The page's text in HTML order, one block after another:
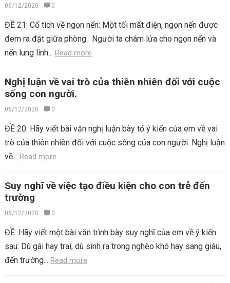
06/12/2020 0
ĐỀ 21: Cổ tích về ngọn nến: Một tối mất điện, ngọn nến được
đem ra đặt giữa phòng. Người ta châm lửa cho ngọn nến và
nến lung linh... Read more
Nghị luận về vai trò của thiên nhiên đối với cuộc
sống con người.
06/12/2020 0
ĐỀ 20: Hãy viết bài văn nghị luận bày tỏ ý kiến của em về vai
trò của thiên nhiên đối với cuộc sống của con người. Nghị luận
về... Read more
Suy nghĩ về việc tạo điều kiện cho con trẻ đến
trường
06/12/2020 0
ĐỀ: Hãy viết một bài văn trình bày suy nghĩ của em về ý kiến
sau: Dù gái hay trai, dù sinh ra trong nghèo khó hay sang giàu,
đến trường... Read more